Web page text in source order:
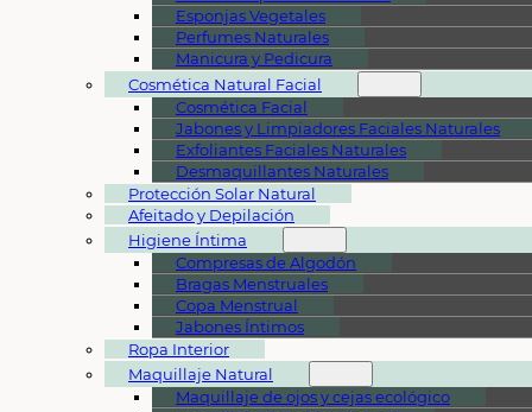
Esponjas Vegetales
Perfumes Naturales
Manicura y Pedicura
Cosmética Natural Facial
Cosmética Facial
Jabones y Limpiadores Faciales Naturales
Exfoliantes Faciales Naturales
Desmaquillantes Naturales
Protección Solar Natural
Afeitado y Depilación
Higiene Íntima
Compresas de Algodón
Bragas Menstruales
Copa Menstrual
Jabones Íntimos
Ropa Interior
Maquillaje Natural
Maquillaje de ojos y cejas ecológico